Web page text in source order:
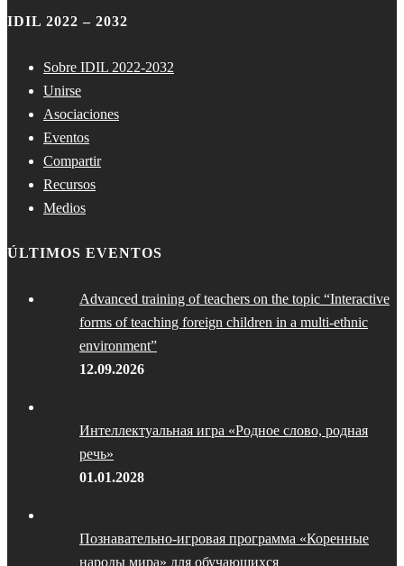
IDIL 2022 – 2032
Sobre IDIL 2022-2032
Unirse
Asociaciones
Eventos
Compartir
Recursos
Medios
ÚLTIMOS EVENTOS
Advanced training of teachers on the topic “Interactive
forms of teaching foreign children in a multi-ethnic
environment”
12.09.2026
Интеллектуальная игра «Родное слово, родная
речь»
01.01.2028
Познавательно-игровая программа «Коренные
народы мира» для обучающихся